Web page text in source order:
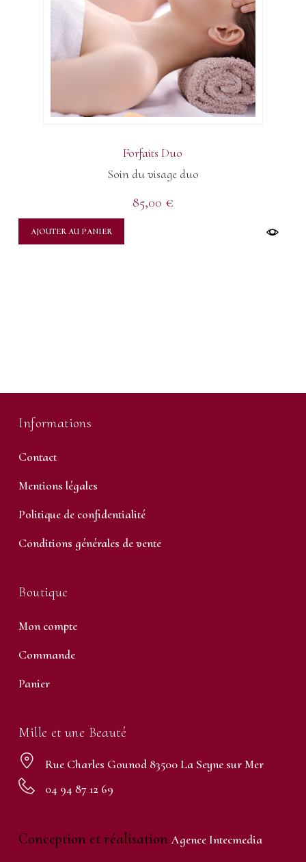
Forfaits Duo
Soin du visage duo
85,00 €
AJOUTER AU PANIER
Informations
Contact
Mentions légales
Politique de confidentialité
Conditions générales de vente
Boutique
Mon compte
Commande
Panier
Mille et une Beauté
Rue Charles Gounod 83500 La Seyne sur Mer
04 94 87 12 69
Conception et réalisationAgence Intecmedia